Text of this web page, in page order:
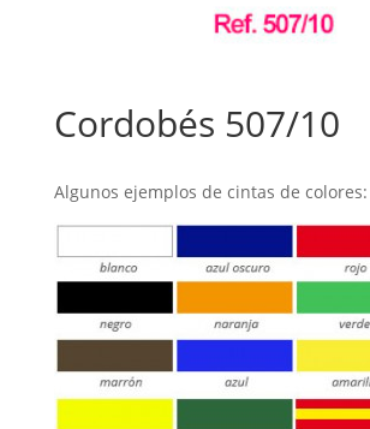
Cordobés 507/10
Algunos ejemplos de cintas de colores: